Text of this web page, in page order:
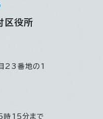
区役所
23番地の1
時15分まで